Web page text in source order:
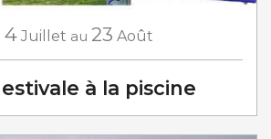
4 Juillet au 23 Août
à la piscine